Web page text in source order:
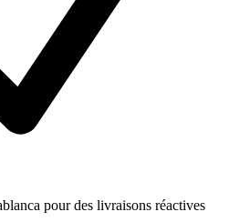
pour des livraisons réactives